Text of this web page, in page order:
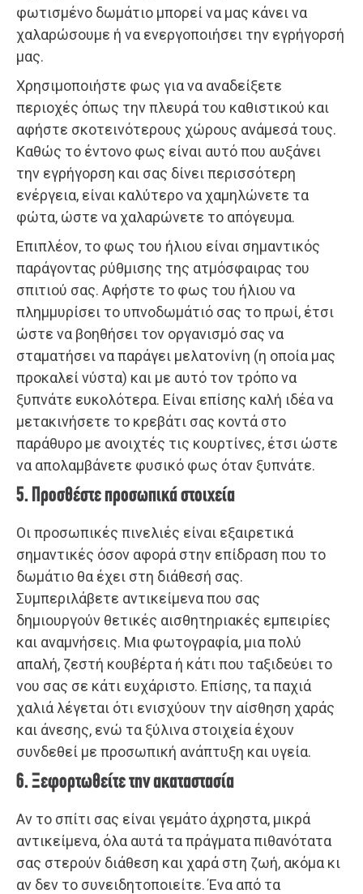
φωτισμένο δωμάτιο μπορεί να μας κάνει να
χαλαρώσουμε ή να ενεργοποιήσει την εγρήγορσή
μας.
Χρησιμοποιήστε φως για να αναδείξετε
περιοχές όπως την πλευρά του καθιστικού και
αφήστε σκοτεινότερους χώρους ανάμεσά τους.
Καθώς το έντονο φως είναι αυτό που αυξάνει
την εγρήγορση και σας δίνει περισσότερη
ενέργεια, είναι καλύτερο να χαμηλώνετε τα
φώτα, ώστε να χαλαρώνετε το απόγευμα.
Επιπλέον, το φως του ήλιου είναι σημαντικός
παράγοντας ρύθμισης της ατμόσφαιρας του
σπιτιού σας. Αφήστε το φως του ήλιου να
πλημμυρίσει το υπνοδωμάτιό σας το πρωί, έτσι
ώστε να βοηθήσει τον οργανισμό σας να
σταματήσει να παράγει μελατονίνη (η οποία μας
προκαλεί νύστα) και με αυτό τον τρόπο να
ξυπνάτε ευκολότερα. Είναι επίσης καλή ιδέα να
μετακινήσετε το κρεβάτι σας κοντά στο
παράθυρο με ανοιχτές τις κουρτίνες, έτσι ώστε
να απολαμβάνετε φυσικό φως όταν ξυπνάτε.
5. Προσθέστε προσωπικά στοιχεία
Οι προσωπικές πινελιές είναι εξαιρετικά
σημαντικές όσον αφορά στην επίδραση που το
δωμάτιο θα έχει στη διάθεσή σας.
Συμπεριλάβετε αντικείμενα που σας
δημιουργούν θετικές αισθητηριακές εμπειρίες
και αναμνήσεις. Μια φωτογραφία, μια πολύ
απαλή, ζεστή κουβέρτα ή κάτι που ταξιδεύει το
νου σας σε κάτι ευχάριστο. Επίσης, τα παχιά
χαλιά λέγεται ότι ενισχύουν την αίσθηση χαράς
και άνεσης, ενώ τα ξύλινα στοιχεία έχουν
συνδεθεί με προσωπική ανάπτυξη και υγεία.
6. Ξεφορτωθείτε την ακαταστασία
Αν το σπίτι σας είναι γεμάτο άχρηστα, μικρά
αντικείμενα, όλα αυτά τα πράγματα πιθανότατα
σας στερούν διάθεση και χαρά στη ζωή, ακόμα κι
αν δεν το συνειδητοποιείτε. Ένα από τα